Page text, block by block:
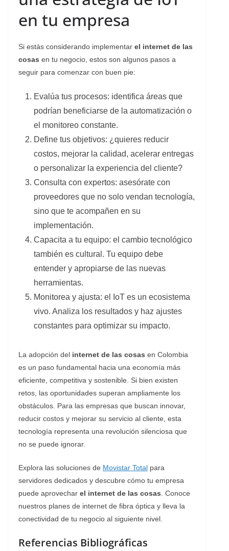
en tu empresa
Si estás considerando implementar el internet de las
cosas en tu negocio, estos son algunos pasos a
seguir para comenzar con buen pie:
Evalúa tus procesos: identifica áreas que
podrían beneficiarse de la automatización o
el monitoreo constante.
Define tus objetivos: ¿quieres reducir
costos, mejorar la calidad, acelerar entregas
o personalizar la experiencia del cliente?
Consulta con expertos: asesórate con
proveedores que no solo vendan tecnología,
sino que te acompañen en su
implementación.
Capacita a tu equipo: el cambio tecnológico
también es cultural. Tu equipo debe
entender y apropiarse de las nuevas
herramientas.
Monitorea y ajusta: el IoT es un ecosistema
vivo. Analiza los resultados y haz ajustes
constantes para optimizar su impacto.
La adopción del internet de las cosas en Colombia
es un paso fundamental hacia una economía más
eficiente, competitiva y sostenible. Si bien existen
retos, las oportunidades superan ampliamente los
obstáculos. Para las empresas que buscan innovar,
reducir costos y mejorar su servicio al cliente, esta
tecnología representa una revolución silenciosa que
no se puede ignorar.
Explora las soluciones de Movistar Total para
servidores dedicados y descubre cómo tu empresa
puede aprovechar el internet de las cosas . Conoce
nuestros planes de internet de fibra óptica y lleva la
conectividad de tu negocio al siguiente nivel.
Referencias Bibliográficas